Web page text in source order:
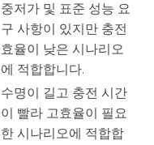
중저가 및 표준 성능 요
구 사항이 있지만 충전
효율이 낮은 시나리오
에 적합합니다.
수명이 길고 충전 시간
이 빨라 고효율이 필요
한 시나리오에 적합합